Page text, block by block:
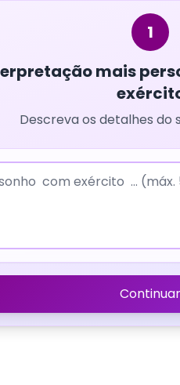
1
mais
Descreva os detalhes do
Continuar